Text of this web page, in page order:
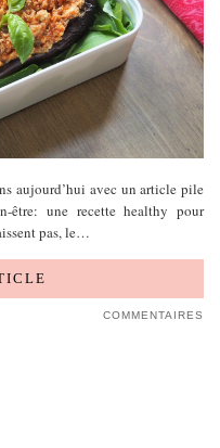
aujourd’hui avec un article pile
être: une recette healthy pour
pas, le…
COMMENTAIRES